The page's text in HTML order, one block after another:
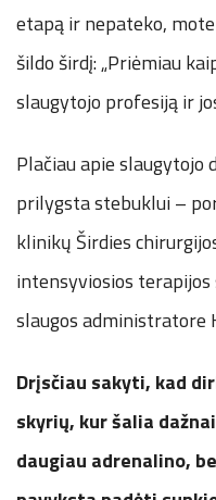
etapą ir nepateko,
šildo širdį: „Priėmiau
slaugytojo profesiją ir
Plačiau apie slaugytojo
prilygsta stebuklui –
klinikų Širdies
intensyviosios
slaugos administratore
Drįsčiau sakyti, kad
skyrių, kur šalia
daugiau adrenalino,